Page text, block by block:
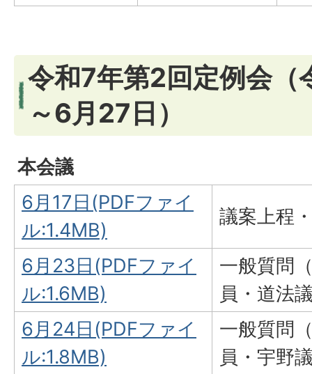
令和7年第2回定例会（
～6月27日）
本会議
6月17日(PDFファイ
ル:1.4MB)
議案上程
6月23日(PDFファイ
ル:1.6MB)
一般質問
員・道法
6月24日(PDFファイ
ル:1.8MB)
一般質問
員・宇野